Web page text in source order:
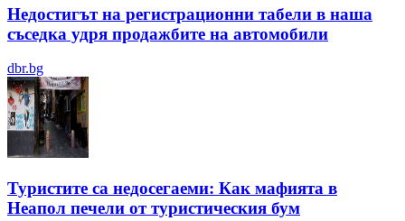
Недостигът на регистрационни табели в наша
съседка удря продажбите на автомобили
dbr.bg
Туристите са недосегаеми: Как мафията в
Неапол печели от туристическия бум